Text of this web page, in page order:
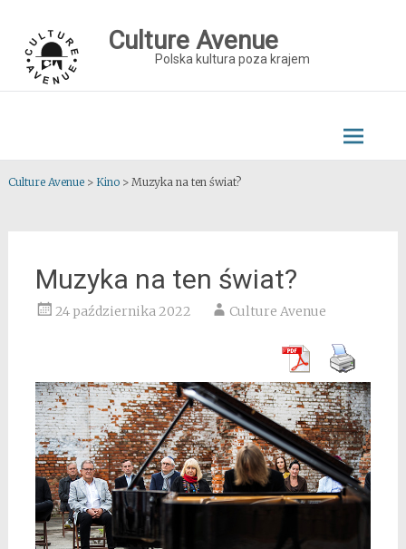
content
Culture Avenue
Polska kultura poza krajem
Culture Avenue> Kino> Muzyka na ten świat?
Muzyka na ten świat?
24 października 2022 Culture Avenue